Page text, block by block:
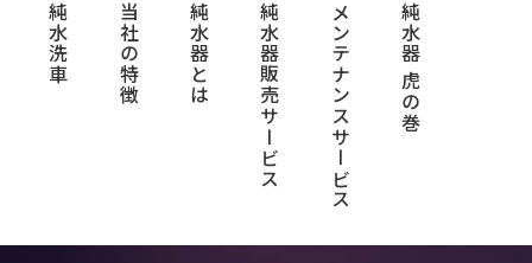
純水洗車 当社の特徴 純水器とは 純水器販売サービス メンテナンスサービス 純水器 虎の巻